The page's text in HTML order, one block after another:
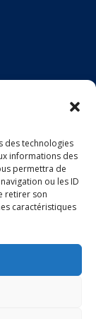
des technologies
informations des
permettra de
ou les ID
retirer son
caractéristiques